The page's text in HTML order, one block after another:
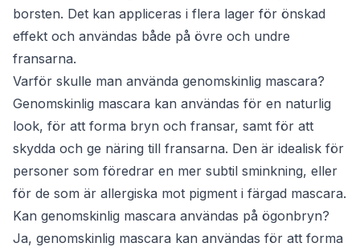
borsten. Det kan appliceras i flera lager för önskad
effekt och användas både på övre och undre
fransarna.
Varför skulle man använda genomskinlig mascara?
Genomskinlig mascara kan användas för en naturlig
look, för att forma bryn och fransar, samt för att
skydda och ge näring till fransarna. Den är idealisk för
personer som föredrar en mer subtil sminkning, eller
för de som är allergiska mot pigment i färgad mascara.
Kan genomskinlig mascara användas på ögonbryn?
Ja, genomskinlig mascara kan användas för att forma